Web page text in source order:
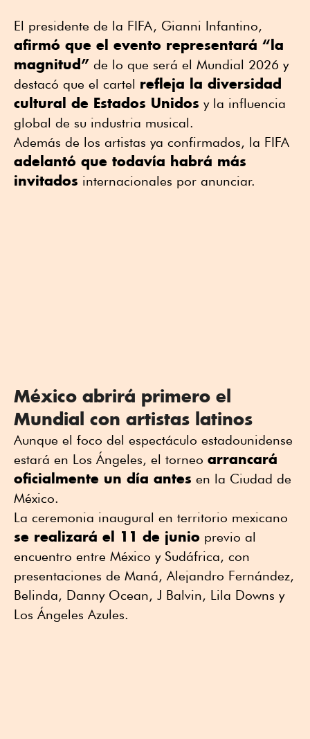
El presidente de la FIFA, Gianni Infantino,
afirmó que el evento representará “la
magnitud” de lo que será el Mundial 2026 y
destacó que el cartel refleja la diversidad
cultural de Estados Unidos y la influencia
global de su industria musical.
Además de los artistas ya confirmados, la FIFA
adelantó que todavía habrá más
invitados internacionales por anunciar.
México abrirá primero el
Mundial con artistas latinos
Aunque el foco del espectáculo estadounidense
estará en Los Ángeles, el torneo arrancará
oficialmente un día antes en la Ciudad de
México.
La ceremonia inaugural en territorio mexicano
se realizará el 11 de junio previo al
encuentro entre México y Sudáfrica, con
presentaciones de Maná, Alejandro Fernández,
Belinda, Danny Ocean, J Balvin, Lila Downs y
Los Ángeles Azules.